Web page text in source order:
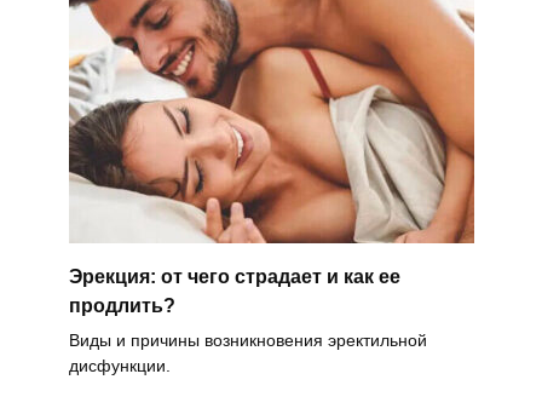
Эрекция: от чего страдает и как ее
продлить?
Виды и причины возникновения эректильной
дисфункции.